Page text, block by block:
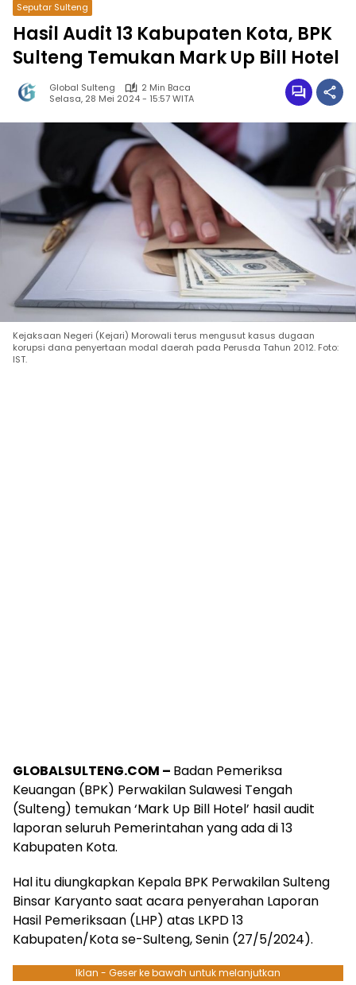
Seputar Sulteng
Hasil Audit 13 Kabupaten Kota, BPK
Sulteng Temukan Mark Up Bill Hotel
Global Sulteng
2 Min Baca
Selasa, 28 Mei 2024 - 15:57 WITA
Kejaksaan Negeri (Kejari) Morowali terus mengusut kasus dugaan
korupsi dana penyertaan modal daerah pada Perusda Tahun 2012. Foto:
IST.
GLOBALSULTENG.COM – Badan Pemeriksa
Keuangan (BPK) Perwakilan Sulawesi Tengah
(Sulteng) temukan ‘Mark Up Bill Hotel’ hasil audit
laporan seluruh Pemerintahan yang ada di 13
Kabupaten Kota.
Hal itu diungkapkan Kepala BPK Perwakilan Sulteng
Binsar Karyanto saat acara penyerahan Laporan
Hasil Pemeriksaan (LHP) atas LKPD 13
Kabupaten/Kota se-Sulteng, Senin (27/5/2024).
Iklan - Geser ke bawah untuk melanjutkan